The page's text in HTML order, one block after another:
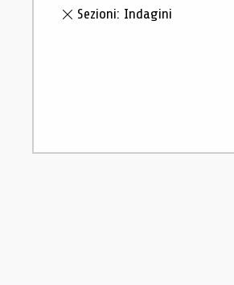
Sezioni: Indagini